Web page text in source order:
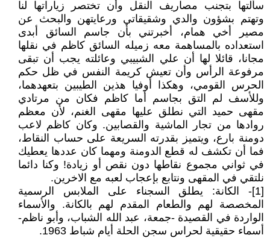
سألتها بتجنب مصاريف النقل وأن تختصر زياراتها لنا
وتهتم بشؤون والدي وشقيقاتي ورعايتهن والبحث عن
مصير أخي همام، أخبرتني بأن جاسم السائق أبدى
استعداده بالمساهمة معه زميله السائق كاظم في نقلها
مجانا، قائلا لها أن علي الشبيبي وعائلته يجب أن تبقى
مرفوعة الرأس وأن تعيش كريمة النفس في ظل حكم
الحرس القومي، وهكذا أوفيا هذين الطيبين بتعهدهما،
وللأسف لم التق بجاسم أما كاظم فكان من مرتادي
مقهى حميد التي نطلق عليها مقهى الغنم، لأن معظم
روادها من تجار الماشية والقصابين. وكان كاظم لاعب
دومنة بارع، ويتميز بقدرته السريعة على حساب النقاط،
فما أن تكشف له قطع الدومنة ومهما كان عددها يعطيك
في ثواني مجموع نقاطها دون نقص أو زيادة! وكنا دائما
نلتقي في المقهى ونتابع بإعجاب لعبه مع الاخرين.
[1]- الكانة: يطلق السجناء على الملابس الرسمية
المخصصة لهم والطعام المقدم لهم بالكانة. والأسماء
الواردة في القصيدة -جمعة، عبد الله الشباب، وأبو ناظم-
أسماء حقيقية لحراس سجن الحلة أيام شباط 1963.